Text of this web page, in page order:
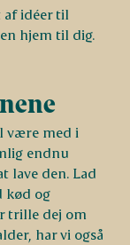
af idéer til
hjem til dig.
være med i
endnu
lave den. Lad
kød og
trille dej om
har vi også